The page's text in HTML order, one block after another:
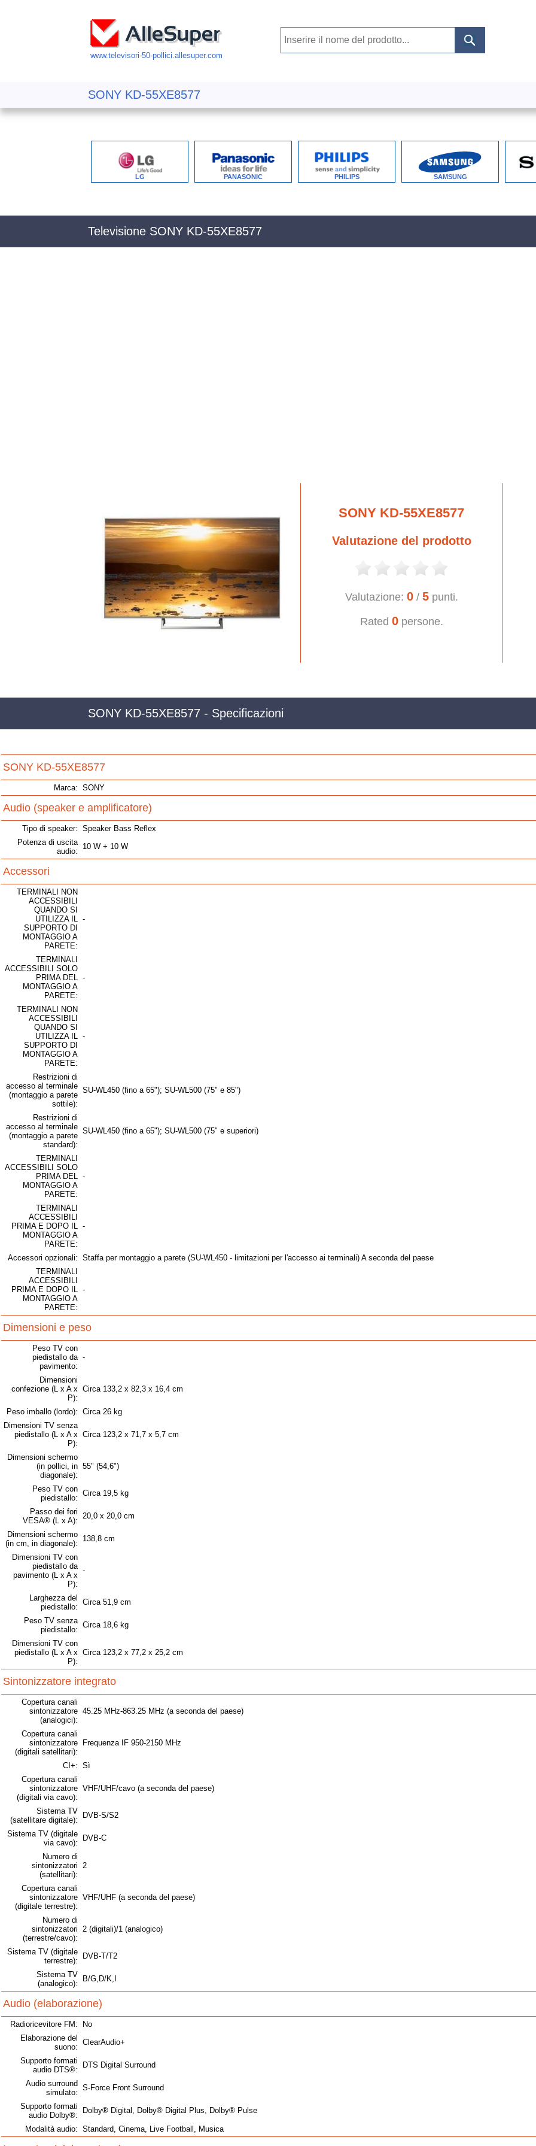
www.televisori-50-pollici.allesuper.com
SONY KD-55XE8577
LG PANASONIC PHILIPS SAMSUNG
Televisione SONY KD-55XE8577
SONY KD-55XE8577
Valutazione del prodotto
Valutazione: 0/ 5punti.
Rated 0persone.
SONY KD-55XE8577 - Specificazioni
SONY KD-55XE8577
Marca: SONY
Audio (speaker e amplificatore)
Tipo di speaker: Speaker Bass Reflex
Potenza di uscita
audio:
10 W + 10 W
Accessori
TERMINALI NON
ACCESSIBILI
QUANDO SI
UTILIZZA IL
SUPPORTO DI
MONTAGGIO A
PARETE:
-
TERMINALI
ACCESSIBILI SOLO
PRIMA DEL
MONTAGGIO A
PARETE:
-
TERMINALI NON
ACCESSIBILI
QUANDO SI
UTILIZZA IL
SUPPORTO DI
MONTAGGIO A
PARETE:
-
Restrizioni di
accesso al terminale
(montaggio a parete
sottile):
SU-WL450 (fino a 65"); SU-WL500 (75" e 85")
Restrizioni di
accesso al terminale
(montaggio a parete
standard):
SU-WL450 (fino a 65"); SU-WL500 (75" e superiori)
TERMINALI
ACCESSIBILI SOLO
PRIMA DEL
MONTAGGIO A
PARETE:
-
TERMINALI
ACCESSIBILI
PRIMA E DOPO IL
MONTAGGIO A
PARETE:
-
Accessori opzionali: Staffa per montaggio a parete (SU-WL450 - limitazioni per l'accesso ai terminali) A seconda del paese
TERMINALI
ACCESSIBILI
PRIMA E DOPO IL
MONTAGGIO A
PARETE:
-
Dimensioni e peso
Peso TV con
piedistallo da
pavimento:
-
Dimensioni
confezione (L x A x
P):
Circa 133,2 x 82,3 x 16,4 cm
Peso imballo (lordo): Circa 26 kg
Dimensioni TV senza
piedistallo (L x A x
P):
Circa 123,2 x 71,7 x 5,7 cm
Dimensioni schermo
(in pollici, in
diagonale):
55" (54,6")
Peso TV con
piedistallo:
Circa 19,5 kg
Passo dei fori
VESA® (L x A):
20,0 x 20,0 cm
Dimensioni schermo
(in cm, in diagonale):
138,8 cm
Dimensioni TV con
piedistallo da
pavimento (L x A x
P):
-
Larghezza del
piedistallo:
Circa 51,9 cm
Peso TV senza
piedistallo:
Circa 18,6 kg
Dimensioni TV con
piedistallo (L x A x
P):
Circa 123,2 x 77,2 x 25,2 cm
Sintonizzatore integrato
Copertura canali
sintonizzatore
(analogici):
45.25 MHz-863.25 MHz (a seconda del paese)
Copertura canali
sintonizzatore
(digitali satellitari):
Frequenza IF 950-2150 MHz
CI+: Sì
Copertura canali
sintonizzatore
(digitali via cavo):
VHF/UHF/cavo (a seconda del paese)
Sistema TV
(satellitare digitale):
DVB-S/S2
Sistema TV (digitale
via cavo):
DVB-C
Numero di
sintonizzatori
(satellitari):
2
Copertura canali
sintonizzatore
(digitale terrestre):
VHF/UHF (a seconda del paese)
Numero di
sintonizzatori
(terrestre/cavo):
2 (digitali)/1 (analogico)
Sistema TV (digitale
terrestre):
DVB-T/T2
Sistema TV
(analogico):
B/G,D/K,I
Audio (elaborazione)
Radioricevitore FM:
No
Elaborazione del
suono:
ClearAudio+
Supporto formati
audio DTS®:
DTS Digital Surround
Audio surround
simulato:
S-Force Front Surround
Supporto formati
audio Dolby®:
Dolby® Digital, Dolby® Digital Plus, Dolby® Pulse
Modalità audio: Standard, Cinema, Live Football, Musica